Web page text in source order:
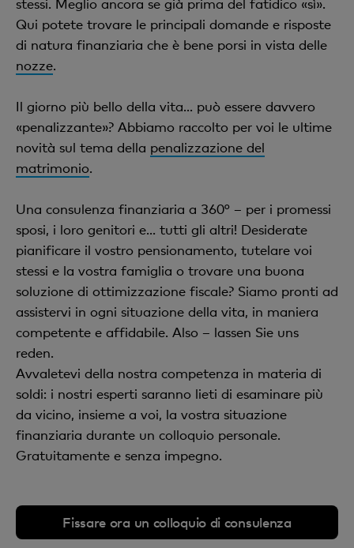
Qui potete trovare le principali domande e risposte
di natura finanziaria che è bene porsi in vista delle
nozze.
Il giorno più bello della vita... può essere davvero
«penalizzante»? Abbiamo raccolto per voi le ultime
novità sul tema della penalizzazione del
matrimonio.
Una consulenza finanziaria a 360° – per i promessi
sposi, i loro genitori e... tutti gli altri! Desiderate
pianificare il vostro pensionamento, tutelare voi
stessi e la vostra famiglia o trovare una buona
soluzione di ottimizzazione fiscale? Siamo pronti ad
assistervi in ogni situazione della vita, in maniera
competente e affidabile. Also – lassen Sie uns
reden.
Avvaletevi della nostra competenza in materia di
soldi: i nostri esperti saranno lieti di esaminare più
da vicino, insieme a voi, la vostra situazione
finanziaria durante un colloquio personale.
Gratuitamente e senza impegno.
Fissare ora un colloquio di consulenza